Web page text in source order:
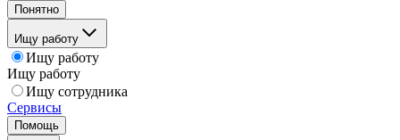
Понятно
Ищу работу
Ищу работу
Ищу работу
Ищу сотрудника
Сервисы
Помощь